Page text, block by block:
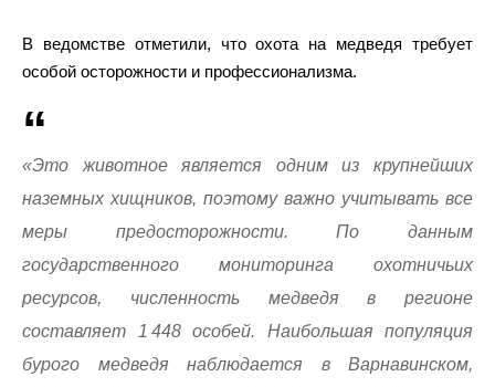
В ведомстве отметили, что охота на медведя требует
особой осторожности и профессионализма.
«Это животное является одним из крупнейших
наземных хищников, поэтому важно учитывать все
меры предосторожности. По данным
государственного мониторинга охотничьих
ресурсов, численность медведя в регионе
составляет 1 448 особей. Наибольшая популяция
бурого медведя наблюдается в Варнавинском,